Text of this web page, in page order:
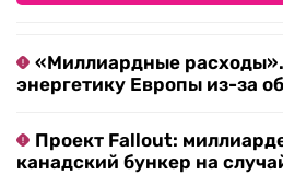
«Миллиардные
энергетику Европы из-за
Проект Fallout:
канадский бункер на